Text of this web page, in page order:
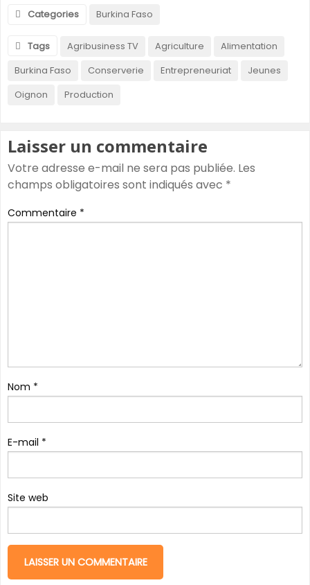
Categories Burkina Faso
Tags Agribusiness TV Agriculture
Alimentation
Burkina Faso
Conserverie Entrepreneuriat
Jeunes
Oignon
Production
Laisser un commentaire
Votre adresse e-mail ne sera pas publiée. Les
champs obligatoires sont indiqués avec *
Commentaire *
Nom *
E-mail *
Site web